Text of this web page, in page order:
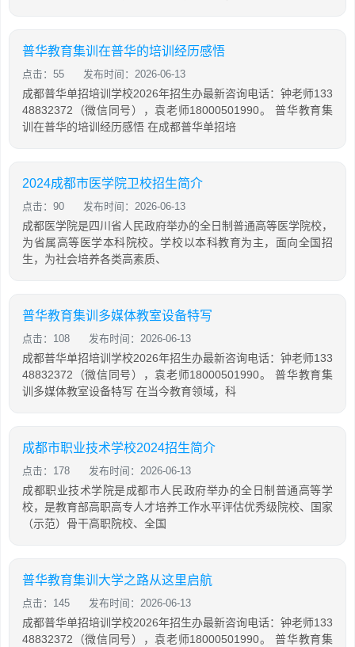
普华教育集训在普华的培训经历感悟
点击：55 发布时间：2026-06-13
成都普华单招培训学校2026年招生办最新咨询电话：钟老师133
48832372（微信同号），袁老师18000501990。 普华教育集
训在普华的培训经历感悟 在成都普华单招培
2024成都市医学院卫校招生简介
点击：90 发布时间：2026-06-13
成都医学院是四川省人民政府举办的全日制普通高等医学院校，
为省属高等医学本科院校。学校以本科教育为主，面向全国招
生，为社会培养各类高素质、
普华教育集训多媒体教室设备特写
点击：108 发布时间：2026-06-13
成都普华单招培训学校2026年招生办最新咨询电话：钟老师133
48832372（微信同号），袁老师18000501990。 普华教育集
训多媒体教室设备特写 在当今教育领域，科
成都市职业技术学校2024招生简介
点击：178 发布时间：2026-06-13
成都职业技术学院是成都市人民政府举办的全日制普通高等学
校，是教育部高职高专人才培养工作水平评估优秀级院校、国家
（示范）骨干高职院校、全国
普华教育集训大学之路从这里启航
点击：145 发布时间：2026-06-13
成都普华单招培训学校2026年招生办最新咨询电话：钟老师133
48832372（微信同号），袁老师18000501990。 普华教育集